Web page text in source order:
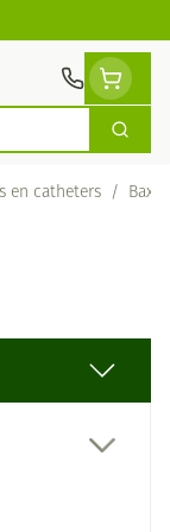
Zoek
en catheters /